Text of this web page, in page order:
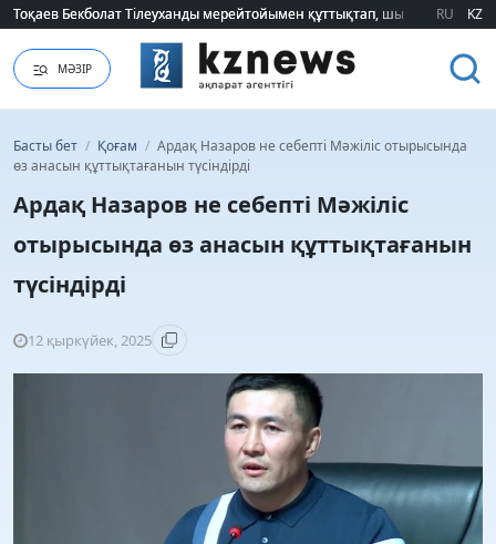
Тоқаев Бекболат Тілеуханды мерейтойымен құттықтап, шығармашылық
Тоқаев Бекболат Тілеуханды мерейтойымен құттықтап, шығармашылық
RU KZ
МӘЗІР
Басты бет / Қоғам / Ардақ Назаров не себепті Мәжіліс отырысында
өз анасын құттықтағанын түсіндірді
Ардақ Назаров не себепті Мәжіліс
отырысында өз анасын құттықтағанын
түсіндірді
12 қыркүйек, 2025